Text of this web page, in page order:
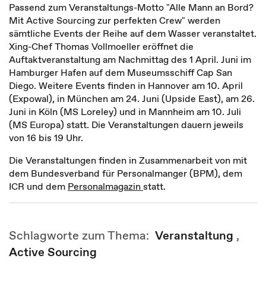
Passend zum Veranstaltungs-Motto "Alle Mann an Bord?
Mit Active Sourcing zur perfekten Crew" werden
sämtliche Events der Reihe auf dem Wasser veranstaltet.
Xing-Chef Thomas Vollmoeller eröffnet die
Auftaktveranstaltung am Nachmittag des 1 April. Juni im
Hamburger Hafen auf dem Museumsschiff Cap San
Diego. Weitere Events finden in Hannover am 10. April
(Expowal), in München am 24. Juni (Upside East), am 26.
Juni in Köln (MS Loreley) und in Mannheim am 10. Juli
(MS Europa) statt. Die Veranstaltungen dauern jeweils
von 16 bis 19 Uhr.
Die Veranstaltungen finden in Zusammenarbeit von mit
dem Bundesverband für Personalmanger (BPM), dem
ICR und dem Personalmagazinstatt.
Schlagworte zum Thema: Veranstaltung ,
Active Sourcing